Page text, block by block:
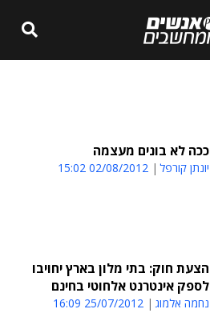
ככה לא בונים מעצמה
יונתן קורפל 02/08/2012 15:02
הצעת חוק: בתי מלון בארץ יחויבו
לספק אינטרנט אלחוטי בחינם
נחמה אלמוג 25/07/2012 16:09